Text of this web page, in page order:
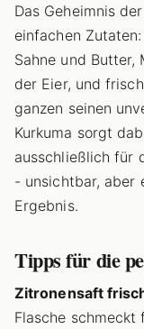
Das Geheimnis
einfachen
Sahne und Butter,
der Eier, und
ganzen seinen
Kurkuma sorgt
ausschließlich für
- unsichtbar, aber
Ergebnis.
Tipps für die
Zitronensaft
Flasche schmeckt